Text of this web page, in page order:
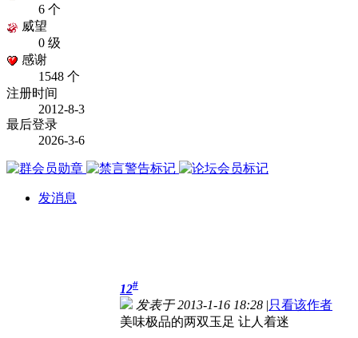
6 个
威望
0 级
感谢
1548 个
注册时间
2012-8-3
最后登录
2026-3-6
发消息
12#
发表于 2013-1-16 18:28 |只看该作者
美味极品的两双玉足 让人着迷